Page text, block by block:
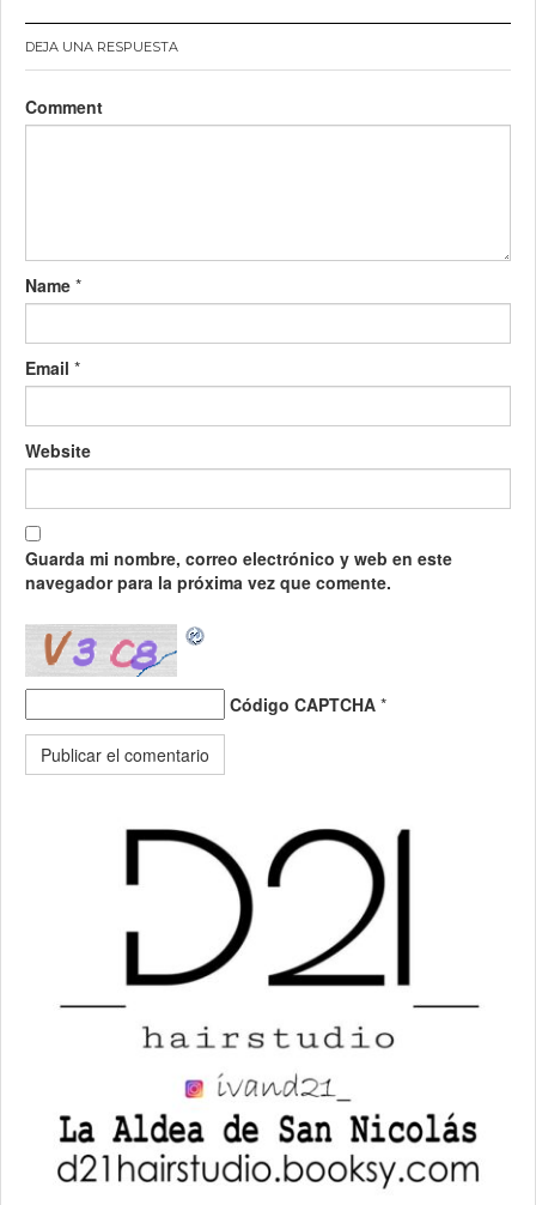
DEJA UNA RESPUESTA
Comment
Name *
Email *
Website
Guarda mi nombre, correo electrónico y web en este
navegador para la próxima vez que comente.
Código CAPTCHA *